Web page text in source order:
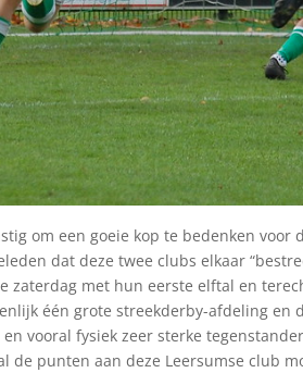
om een goeie kop te bedenken
dat deze twee clubs elkaar
zaterdag met hun eerste elftal en
één grote streekderby-afdeling en
vooral fysiek zeer sterke
de punten aan deze Leersumse club